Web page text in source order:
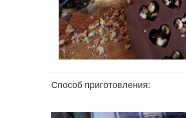
Способ приготовления: